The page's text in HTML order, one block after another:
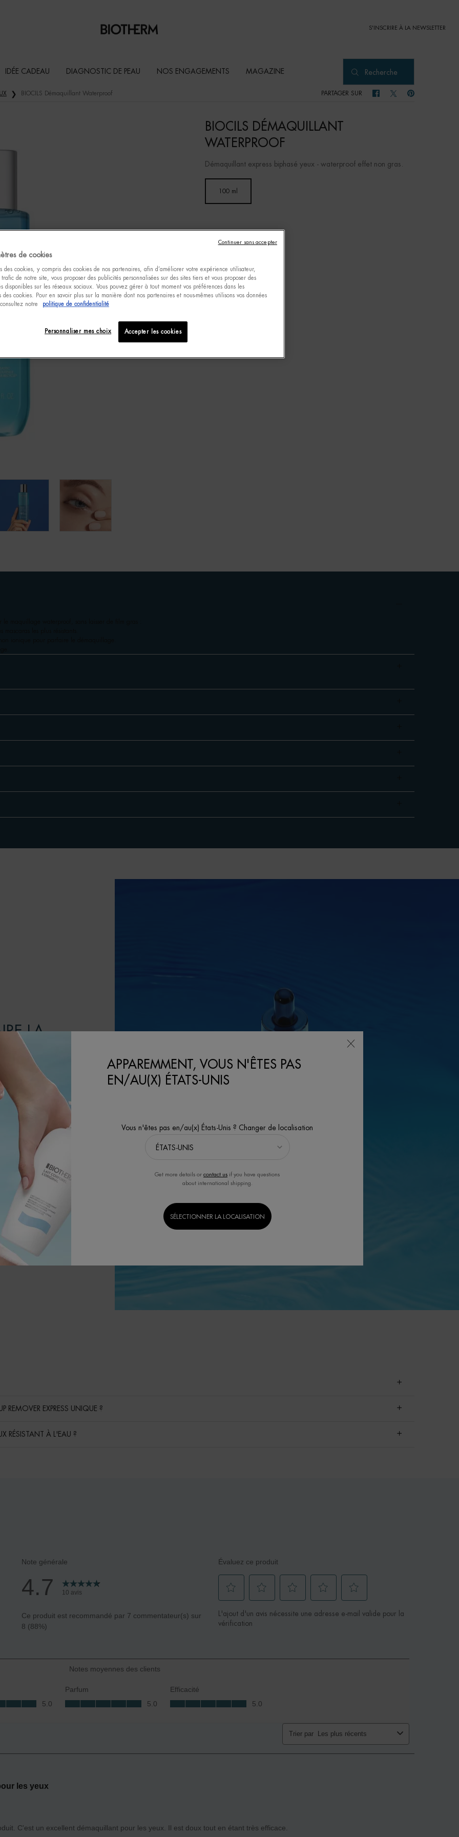
S'INSCRIRE À LA NEWSLETTER
IDÉE CADEAU DIAGNOSTIC DE PEAU NOS ENGAGEMENTS MAGAZINE Recherche
BIOCILS Démaquillant Waterproof PARTAGER SUR PARTAGER SUR FACEBOOK
PARTAGER SUR TWITTER
PARTAGER SUR
BIOCILS DÉMAQUILLANT
WATERPROOF
Démaquillant express biphasé yeux - waterproof effet non gras.
Selected
100 ml
, 1 of 1
LA
peau tout en
un avenir
nos formules
et à minimiser
REMOVER EXPRESS UNIQUE ?
RÉSISTANT À L'EAU ?
APPAREMMENT, VOUS N'ÊTES PAS
EN/AU(X) ÉTATS-UNIS
Vous n'êtes pas en/au(x) États-Unis ? Changer de localisation
Get more details or contact us if you have questions
about international shipping.
SÉLECTIONNER LA LOCALISATION
de cookies
des cookies, y compris des cookies de nos partenaires, afin d’améliorer votre expérience utilisateur,
trafic de notre site, vous proposer des publicités personnalisées sur des sites tiers et vous proposer des
disponibles sur les réseaux sociaux. Vous pouvez gérer à tout moment vos préférences dans les
des cookies. Pour en savoir plus sur la manière dont nos partenaires et nous-mêmes utilisons vos données
notre
politique de confidentialité
Accepter les cookies
Personnaliser mes choix
Continuer sans accepter